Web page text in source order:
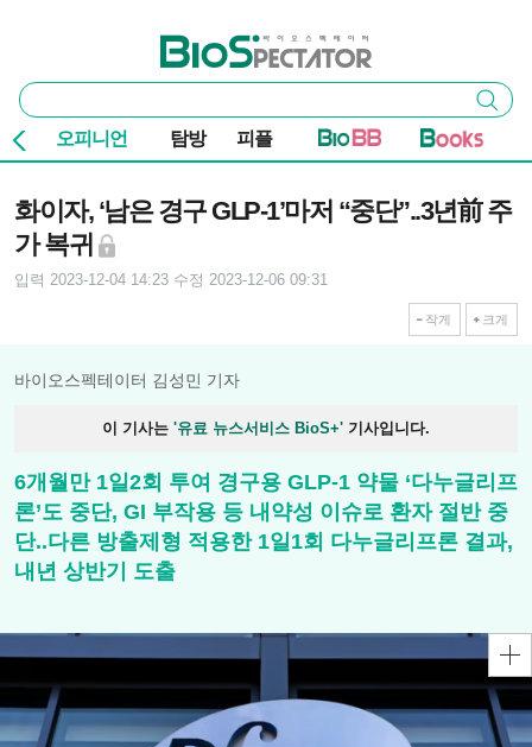
바이오스펙테이터
통
합
검
색
검색
오피니언 탐방 피플
화이자, ‘남은 경구 GLP-1’마저 “중단”..3년前 주
가 복귀
입력 2023-12-04 14:23 수정 2023-12-06 09:31
작게 크게
바이오스펙테이터 김성민 기자
이 기사는 '유료 뉴스서비스 BioS+' 기사입니다.
6개월만 1일2회 투여 경구용 GLP-1 약물 ‘다누글리프
론’도 중단, GI 부작용 등 내약성 이슈로 환자 절반 중
단..다른 방출제형 적용한 1일1회 다누글리프론 결과,
내년 상반기 도출